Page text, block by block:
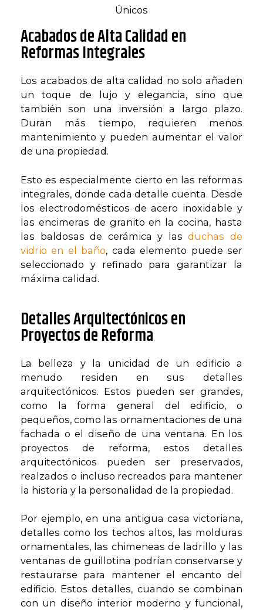
Acabados de Alta Calidad en
Reformas Integrales
Los acabados de alta calidad no solo añaden
un toque de lujo y elegancia, sino que
también son una inversión a largo plazo.
Duran más tiempo, requieren menos
mantenimiento y pueden aumentar el valor
de una propiedad.
Esto es especialmente cierto en las reformas
integrales, donde cada detalle cuenta. Desde
los electrodomésticos de acero inoxidable y
las encimeras de granito en la cocina, hasta
las baldosas de cerámica y lasduchas de
vidrio en el baño, cada elemento puede ser
seleccionado y refinado para garantizar la
máxima calidad.
Detalles Arquitectónicos en
Proyectos de Reforma
La belleza y la unicidad de un edificio a
menudo residen en sus detalles
arquitectónicos. Estos pueden ser grandes,
como la forma general del edificio, o
pequeños, como las ornamentaciones de una
fachada o el diseño de una ventana. En los
proyectos de reforma, estos detalles
arquitectónicos pueden ser preservados,
realzados o incluso recreados para mantener
la historia y la personalidad de la propiedad.
Por ejemplo, en una antigua casa victoriana,
detalles como los techos altos, las molduras
ornamentales, las chimeneas de ladrillo y las
ventanas de guillotina podrían conservarse y
restaurarse para mantener el encanto del
edificio. Estos detalles, cuando se combinan
con un diseño interior moderno y funcional,